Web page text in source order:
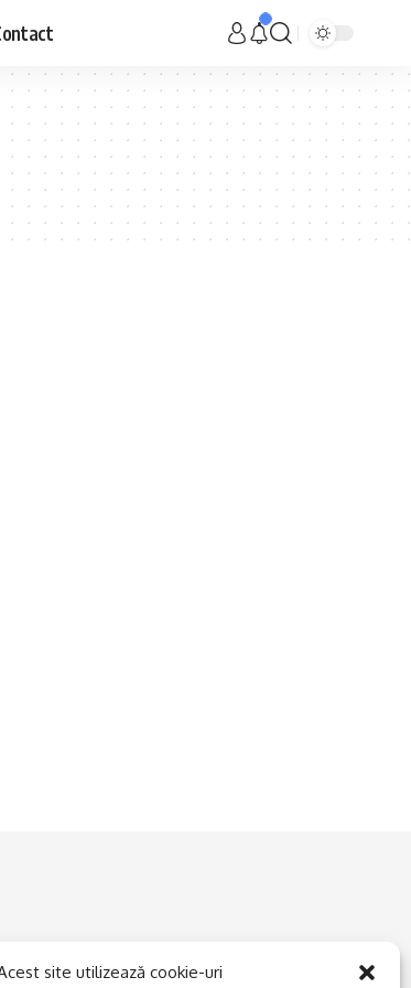
site utilizează cookie-uri